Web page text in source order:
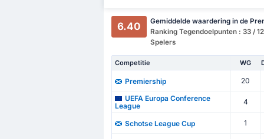
6.40
Gemiddelde waardering in de
Ranking Tegendoelpunten : 33 /
Spelers
Competitie WG
Premiership 20
UEFA Europa Conference
League
4
Schotse League Cup 1